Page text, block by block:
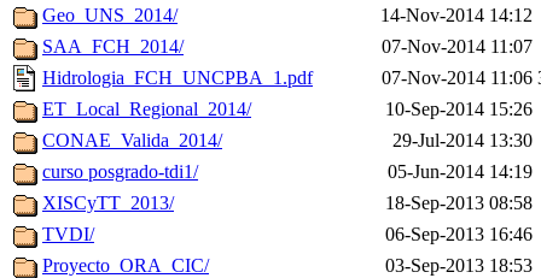
Geo_UNS_2014/
14-Nov-2014 14:12
SAA_FCH_2014/
07-Nov-2014 11:07
Hidrologia_FCH_UNCPBA_1.pdf
07-Nov-2014 11:06
ET_Local_Regional_2014/
10-Sep-2014 15:26
CONAE_Valida_2014/
29-Jul-2014 13:30
curso posgrado-tdi1/
05-Jun-2014 14:19
XISCyTT_2013/
18-Sep-2013 08:58
TVDI/
06-Sep-2013 16:46
Proyecto_ORA_CIC/
03-Sep-2013 18:53